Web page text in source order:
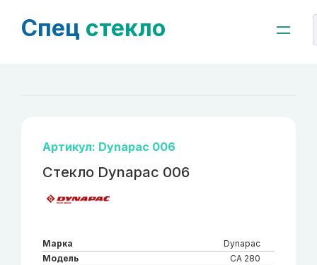
Спец стекло
Артикул: Dynapac 006
Стекло Dynapac 006
Марка
Dynapac
Модель
CA 280